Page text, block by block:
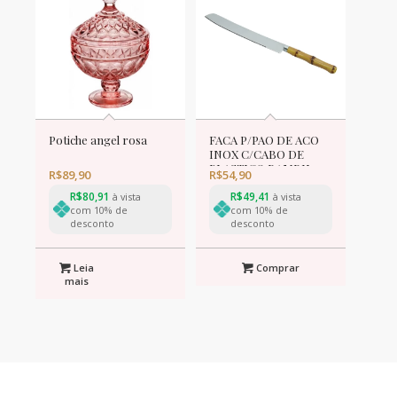
Potiche angel rosa
R$89,90
R$80,91 à vista
com 10% de
desconto
Leia
mais
FACA P/PAO DE ACO
INOX C/CABO DE
PLASTICO BAMBU
NATURAL LUXO 31cm
R$54,90
R$49,41 à vista
com 10% de
desconto
Comprar